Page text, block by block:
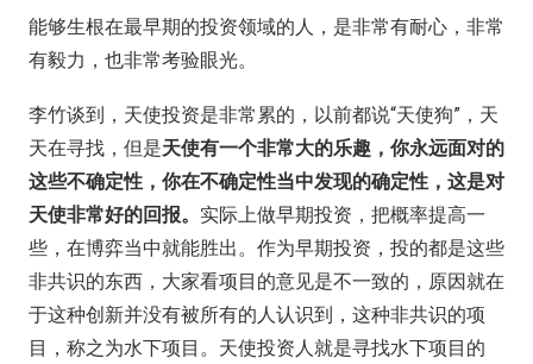
能够生根在最早期的投资领域的人，是非常有耐心，非常
有毅力，也非常考验眼光。
李竹谈到，天使投资是非常累的，以前都说“天使狗”，天
天在寻找，但是天使有一个非常大的乐趣，你永远面对的
这些不确定性，你在不确定性当中发现的确定性，这是对
天使非常好的回报。 实际上做早期投资，把概率提高一
些，在博弈当中就能胜出。作为早期投资，投的都是这些
非共识的东西，大家看项目的意见是不一致的，原因就在
于这种创新并没有被所有的人认识到，这种非共识的项
目，称之为水下项目。天使投资人就是寻找水下项目的